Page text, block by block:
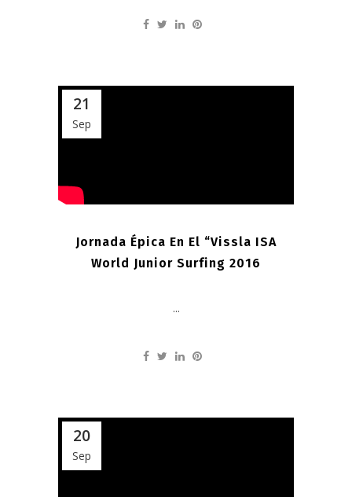
21
Sep
Jornada Épica En El “Vissla ISA
World Junior Surfing 2016
...
20
Sep